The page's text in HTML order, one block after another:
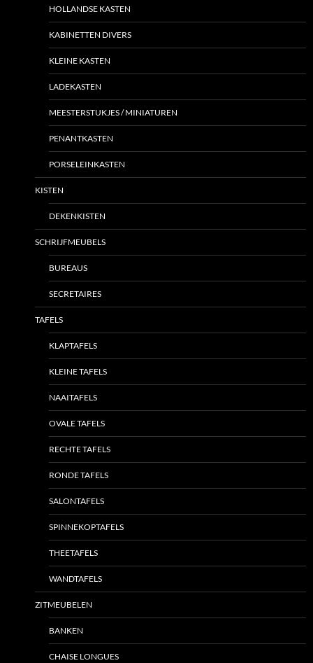
HOLLANDSE KASTEN
KABINETTEN DIVERS
KLEINE KASTEN
LADEKASTEN
MEESTERSTUKJES / MINIATUREN
PENANTKASTEN
PORSELEINKASTEN
KISTEN
DEKENKISTEN
SCHRIJFMEUBELS
BUREAUS
SECRETAIRES
TAFELS
KLAPTAFELS
KLEINE TAFELS
NAAITAFELS
OVALE TAFELS
RECHTE TAFELS
RONDE TAFELS
SALONTAFELS
SPINNEKOPTAFELS
THEETAFELS
WANDTAFELS
ZITMEUBELEN
BANKEN
CHAISE LONGUES